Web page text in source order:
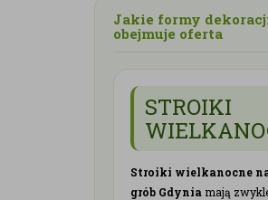
Jakie formy
obejmuje oferta
STROIKI
Stroiki wielkanocne
grób Gdynia mają